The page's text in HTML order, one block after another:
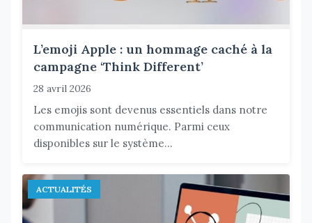
L’emoji Apple : un hommage caché à la
campagne ‘Think Different’
28 avril 2026
Les emojis sont devenus essentiels dans notre
communication numérique. Parmi ceux
disponibles sur le système...
ACTUALITÉS